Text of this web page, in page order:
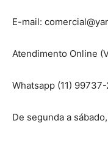
E-mail:
Atendimento Online
Whatsapp (11)
De segunda a